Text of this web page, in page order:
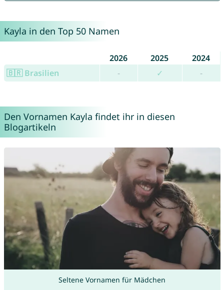
Kayla in den Top 50 Namen
2026 2025
2024
🇧🇷 Brasilien
- ✓ -
Den Vornamen Kayla findet ihr in diesen
Blogartikeln
Seltene Vornamen für Mädchen